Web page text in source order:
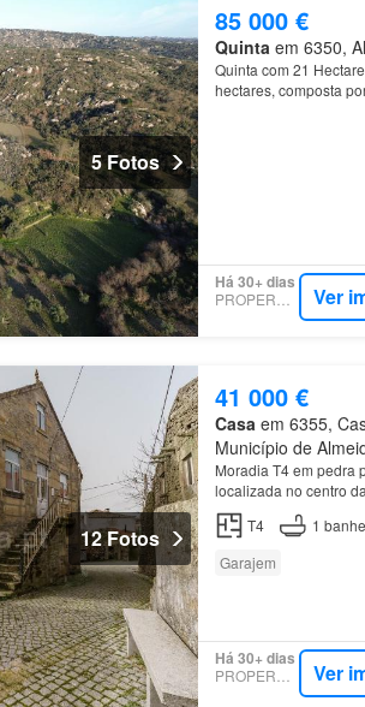
5 Fotos
85 000 €
Quinta em 6350,
Quinta com 21
hectares, composta
Há 30+ dias
Ver
12 Fotos
41 000 €
Casa em 6355,
Município de
Moradia T4 em pedra
localizada no centro
a moradia adapta-se
T4 1
Garajem
Há 30+ dias
Ver